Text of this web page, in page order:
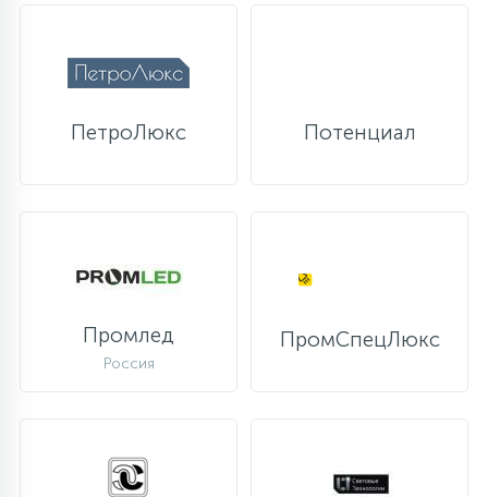
ПетроЛюкс Потенциал
Промлед
Россия
ПромСпецЛюкс